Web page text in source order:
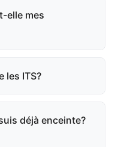
elle mes
les ITS?
déjà enceinte?